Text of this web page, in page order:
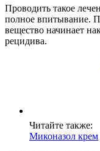
Проводить такое
полное впитывание.
вещество начинает
рецидива.
Читайте также:
Миконазол крем